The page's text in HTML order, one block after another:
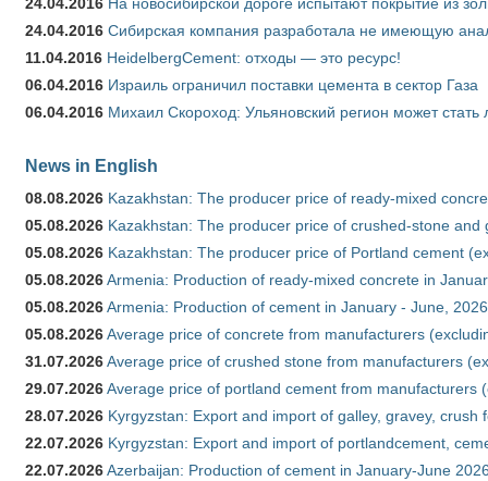
24.04.2016 Сибирская компания разработала не имеющую
11.04.2016 HeidelbergCement: отходы — это ресурс!
06.04.2016 Израиль ограничил поставки цемента в сектор Газа
06.04.2016 Михаил Скороход: Ульяновский регион может
News in English
08.08.2026 Kazakhstan: The producer price of ready-mixed
05.08.2026 Kazakhstan: The producer price of crushed-stone and
05.08.2026 Kazakhstan: The producer price of Portland cement
05.08.2026Armenia: Production of ready-mixed concrete in
05.08.2026Armenia: Production of cement in January - June, 2026
05.08.2026Average price of concrete from manufacturers
31.07.2026Average price of crushed stone from manufacturers
29.07.2026Average price of portland cement from manufacturers
28.07.2026 Kyrgyzstan: Export and import of galley, gravey,
22.07.2026 Kyrgyzstan: Export and import of portlandcement,
22.07.2026Azerbaijan: Production of cement in January-June